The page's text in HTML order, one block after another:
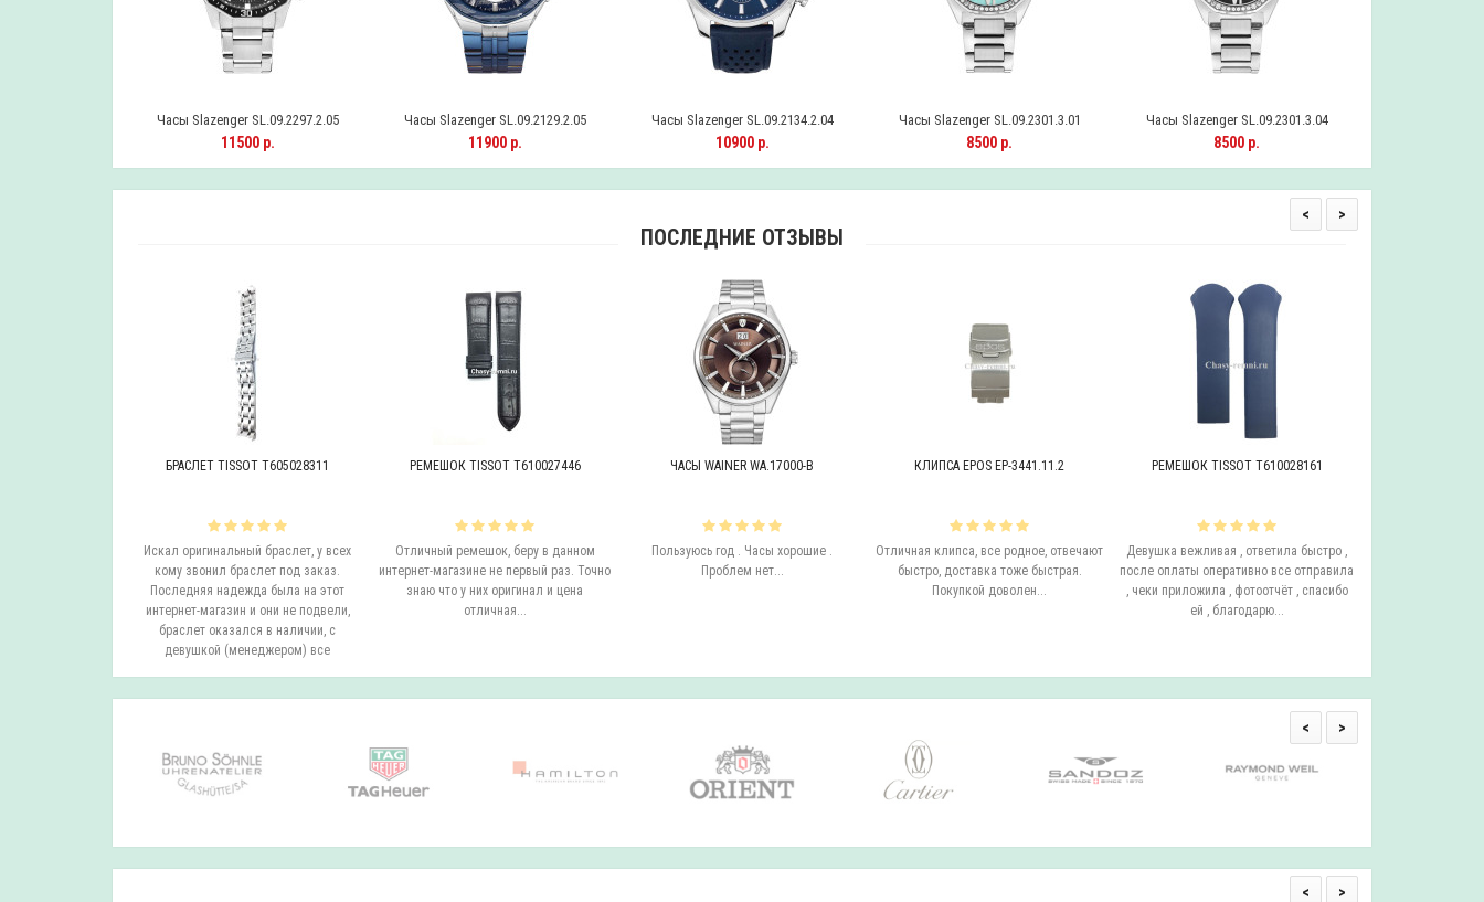
Часы Slazenger SL.09.2297.2.05
11500 р.
Часы Slazenger SL.09.2129.2.05
11900 р.
Часы Slazenger SL.09.2134.2.04
10900 р.
Часы Slazenger SL.09.2301.3.01
8500 р.
Часы Slazenger SL.09.2301.3.04
8500 р.
ПОСЛЕДНИЕ ОТЗЫВЫ
БРАСЛЕТ TISSOT T605028311
Искал оригинальный браслет, у всех
кому звонил браслет под заказ.
Последняя надежда была на этот
интернет-магазин и они не подвели,
браслет оказался в наличии, с
девушкой (менеджером) все
РЕМЕШОК TISSOT T610027446
Отличный ремешок, беру в данном
интернет-магазине не первый раз. Точно
знаю что у них оригинал и цена
отличная...
ЧАСЫ WAINER WA.17000-B
Пользуюсь год . Часы хорошие .
Проблем нет...
КЛИПСА EPOS EP-3441.11.2
Отличная клипса, все родное, отвечают
быстро, доставка тоже быстрая.
Покупкой доволен...
РЕМЕШОК TISSOT T610028161
Девушка вежливая , ответила быстро ,
после оплаты оперативно все отправила
, чеки приложила , фотоотчёт , спасибо
ей , благодарю...
< >
< >
< >